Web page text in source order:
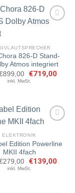
Artikel
826-D Stand-
Atmos integriert
899,00
Ursprünglicher
Preis
€719,00
inkl. MwSt.
Artikel
ELEKTRONIK
Edition Powerline
MKII 4fach
279,00
Ursprünglicher
Preis
€139,00
inkl. MwSt.